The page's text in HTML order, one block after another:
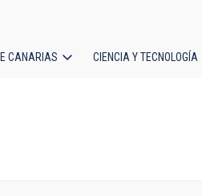
CANARIAS CIENCIA Y TECNOLOGÍA